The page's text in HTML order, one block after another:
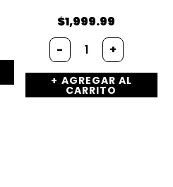
$1,999.99
- Bandeja
de
Pimentón
(x
100g.)
+
AGREGAR AL
CARRITO